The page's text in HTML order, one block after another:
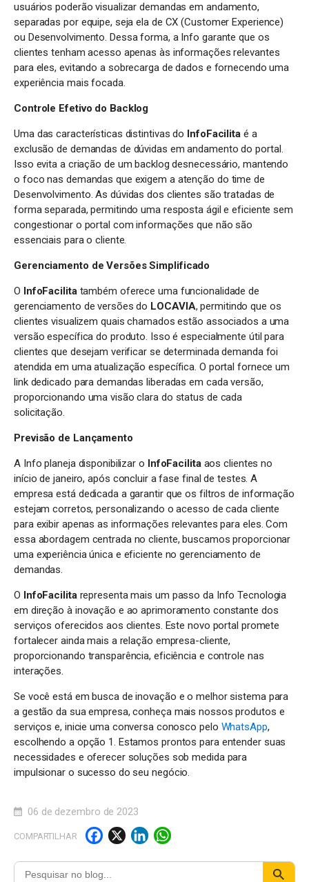
usuários poderão visualizar demandas em andamento,
separadas por equipe, seja ela de CX (Customer Experience)
ou Desenvolvimento. Dessa forma, a Info garante que os
clientes tenham acesso apenas às informações relevantes
para eles, evitando a sobrecarga de dados e fornecendo uma
experiência mais focada.
Controle Efetivo do Backlog
Uma das características distintivas do InfoFacilitaé a
exclusão de demandas de dúvidas em andamento do portal.
Isso evita a criação de um backlog desnecessário, mantendo
o foco nas demandas que exigem a atenção do time de
Desenvolvimento. As dúvidas dos clientes são tratadas de
forma separada, permitindo uma resposta ágil e eficiente sem
congestionar o portal com informações que não são
essenciais para o cliente.
Gerenciamento de Versões Simplificado
O InfoFacilitatambém oferece uma funcionalidade de
gerenciamento de versões do LOCAVIA, permitindo que os
clientes visualizem quais chamados estão associados a uma
versão específica do produto. Isso é especialmente útil para
clientes que desejam verificar se determinada demanda foi
atendida em uma atualização específica. O portal fornece um
link dedicado para demandas liberadas em cada versão,
proporcionando uma visão clara do status de cada
solicitação.
Previsão de Lançamento
A Info planeja disponibilizar o InfoFacilitaaos clientes no
início de janeiro, após concluir a fase final de testes. A
empresa está dedicada a garantir que os filtros de informação
estejam corretos, personalizando o acesso de cada cliente
para exibir apenas as informações relevantes para eles. Com
essa abordagem centrada no cliente, buscamos proporcionar
uma experiência única e eficiente no gerenciamento de
demandas.
O InfoFacilitarepresenta mais um passo da Info Tecnologia
em direção à inovação e ao aprimoramento constante dos
serviços oferecidos aos clientes. Este novo portal promete
fortalecer ainda mais a relação empresa-cliente,
proporcionando transparência, eficiência e controle nas
interações.
Se você está em busca de inovação e o melhor sistema para
a gestão da sua empresa, conheça mais nossos produtos e
serviços e, inicie uma conversa conosco pelo WhatsApp,
escolhendo a opção 1. Estamos prontos para entender suas
necessidades e oferecer soluções sob medida para
impulsionar o sucesso do seu negócio.
06 de dezembro de 2023
COMPARTILHAR
F
a
X Li
n
W
h